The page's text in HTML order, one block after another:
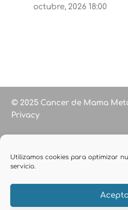
Utilizamos cookies para optimizar
servicio.
octubre, 2026 18:00
© 2025 Cancer de Mama
Privacy